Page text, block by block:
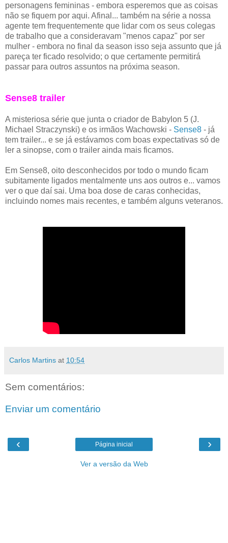
personagens femininas - embora esperemos que as coisas
não se fiquem por aqui. Afinal... também na série a nossa
agente tem frequentemente que lidar com os seus colegas
de trabalho que a consideravam "menos capaz" por ser
mulher - embora no final da season isso seja assunto que já
pareça ter ficado resolvido; o que certamente permitirá
passar para outros assuntos na próxima season.
Sense8 trailer
A misteriosa série que junta o criador de Babylon 5 (J.
Michael Straczynski) e os irmãos Wachowski - Sense8 - já
tem trailer... e se já estávamos com boas expectativas só de
ler a sinopse, com o trailer ainda mais ficamos.
Em Sense8, oito desconhecidos por todo o mundo ficam
subitamente ligados mentalmente uns aos outros e... vamos
ver o que daí sai. Uma boa dose de caras conhecidas,
incluindo nomes mais recentes, e também alguns veteranos.
Carlos Martins at 10:54
Sem comentários:
Enviar um comentário
‹ ›
Página inicial
Ver a versão da Web